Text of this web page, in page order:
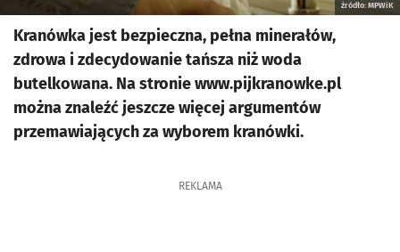
źródło: MPWiK
Kranówka jest bezpieczna, pełna minerałów,
zdrowa i zdecydowanie tańsza niż woda
butelkowana. Na stronie www.pijkranowke.pl
można znaleźć jeszcze więcej argumentów
przemawiających za wyborem kranówki.
REKLAMA